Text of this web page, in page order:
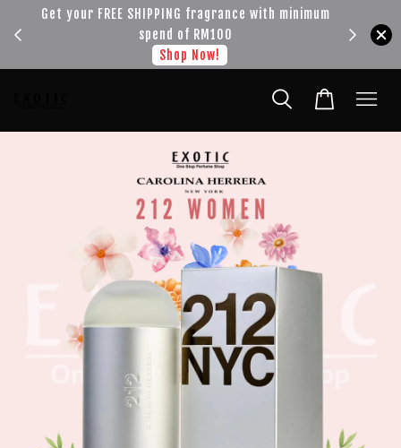
Get your FREE SHIPPING fragrance with minimum
spend of RM100
Shop Now!